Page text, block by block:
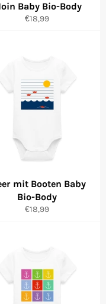
Baby Bio-Body
Normaler
€18,99
mit Booten Baby
Bio-Body
Normaler
€18,99